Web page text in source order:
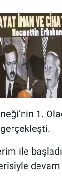
1.
ile